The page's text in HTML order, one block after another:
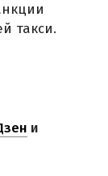
такси.
и